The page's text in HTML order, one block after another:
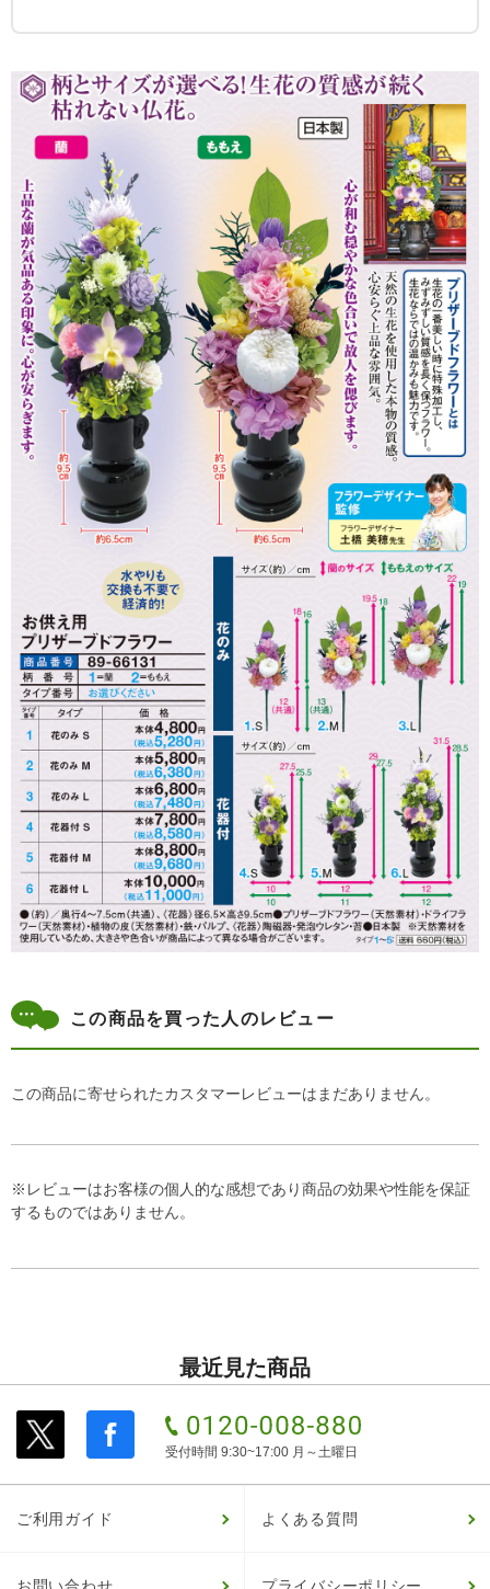
この商品を買った人のレビュー
この商品に寄せられたカスタマーレビューはまだありません。
※レビューはお客様の個人的な感想であり商品の効果や性能を保証
するものではありません。
最近見た商品
受付時間 9:30~17:00 月～土曜日
ご利用ガイド よくある質問